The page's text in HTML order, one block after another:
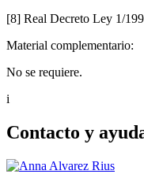
[8] Real Decreto Ley 1/
Material complementario:
No se requiere.
i
Contacto y